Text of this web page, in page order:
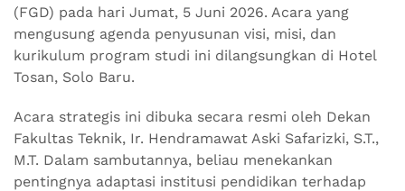
(FGD) pada hari Jumat, 5 Juni 2026. Acara yang
mengusung agenda penyusunan visi, misi, dan
kurikulum program studi ini dilangsungkan di Hotel
Tosan, Solo Baru.
Acara strategis ini dibuka secara resmi oleh Dekan
Fakultas Teknik, Ir. Hendramawat Aski Safarizki, S.T.,
M.T. Dalam sambutannya, beliau menekankan
pentingnya adaptasi institusi pendidikan terhadap